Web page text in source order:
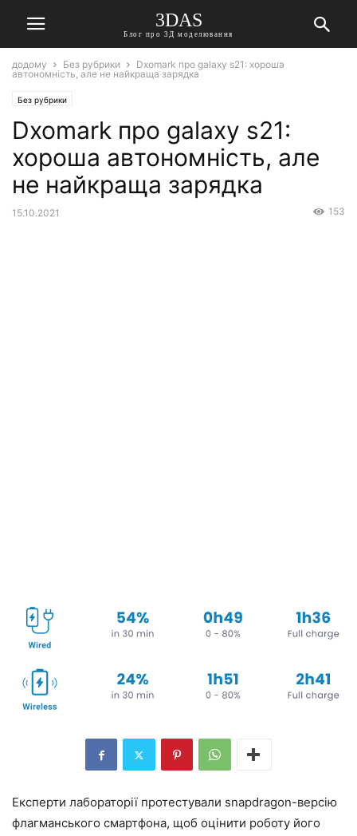
3DAS
Блог про 3Д моделювання
додому Без рубрики
Dxomark про galaxy s21: хороша
автономність, але не найкраща зарядка
Без рубрики
Dxomark про galaxy s21:
хороша автономність, але
не найкраща зарядка
15.10.2021 153
Експерти лабораторії протестували snapdragon-версію
флагманського смартфона, щоб оцінити роботу його